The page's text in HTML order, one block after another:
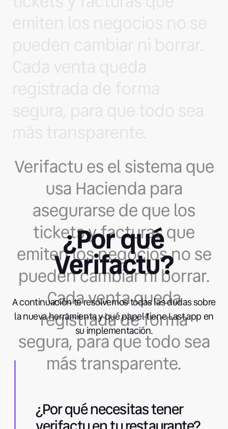
Verifactu es el sistema que
usa Hacienda para
asegurarse de que los
tickets y facturas que
emiten los negocios no se
pueden cambiar ni borrar.
Cada venta queda
registrada de forma
segura, para que todo sea
más transparente.
¿Por qué
Verifactu?
A continuación te resolvemos todas las dudas sobre
la nueva herramienta y qué papel tiene Last.app en
su implementación.
¿Por qué necesitas tener